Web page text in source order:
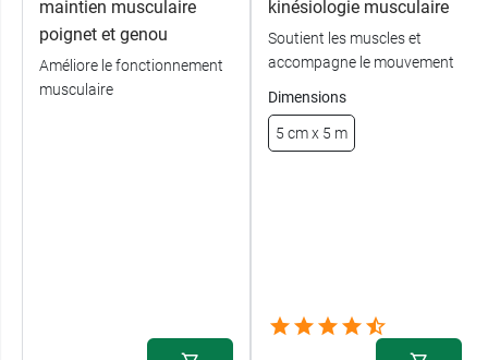
maintien musculaire
poignet et genou
Améliore le fonctionnement
musculaire
kinésiologie musculaire
Soutient les muscles et
accompagne le mouvement
Dimensions
5 cm x 5 m